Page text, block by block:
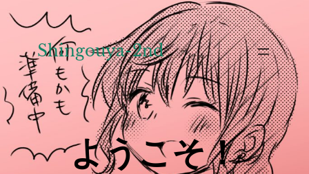
キ
ッ
プ
Shingouya-2nd
ようこそ！